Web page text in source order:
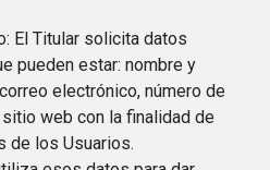
El Titular solicita datos
pueden estar: nombre y
electrónico, número de
web con la finalidad de
de los Usuarios.